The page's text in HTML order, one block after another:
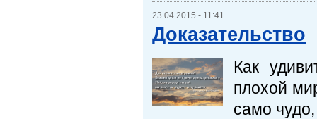
23.04.2015 - 11:41
Доказательство
Как
плохой
само